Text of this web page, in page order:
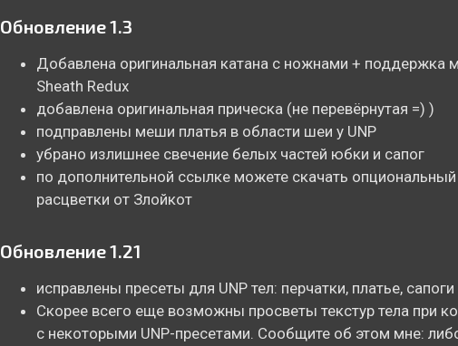
Обновление 1.3
Добавлена оригинальная катана с ножнами + поддержка
Sheath Redux
добавлена оригинальная прическа (не перевёрнутая =) )
подправлены меши платья в области шеи у UNP
убрано излишнее свечение белых частей юбки и сапог
по дополнительной ссылке можете скачать опциональный
расцветки от Злойкот
Обновление 1.21
исправлены пресеты для UNP тел: перчатки, платье,
Скорее всего еще возможны просветы текстур тела при
с некоторыми UNP-пресетами. Сообщите об этом мне: